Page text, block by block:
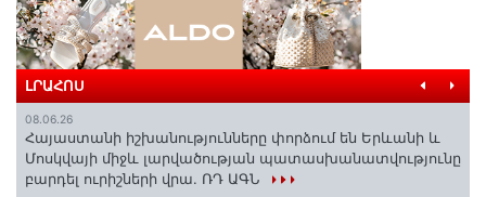
ԼՐԱՀՈՍ
08.06.26
Հայաստանի իշխանությունները փորձում են Երևանի և
Մոսկվայի միջև լարվածության պատասխանատվությունը
բարդել ուրիշների վրա. ՌԴ ԱԳՆ